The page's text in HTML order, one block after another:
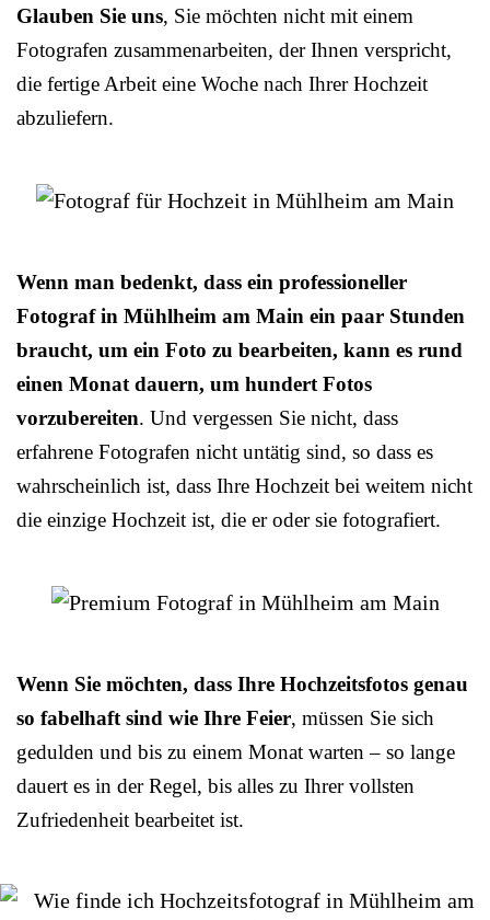
Glauben Sie uns, Sie möchten nicht mit einem
Fotografen zusammenarbeiten, der Ihnen verspricht,
die fertige Arbeit eine Woche nach Ihrer Hochzeit
abzuliefern.
Wenn man bedenkt, dass ein professioneller
Fotograf in Mühlheim am Main ein paar Stunden
braucht, um ein Foto zu bearbeiten, kann es rund
einen Monat dauern, um hundert Fotos
vorzubereiten. Und vergessen Sie nicht, dass
erfahrene Fotografen nicht untätig sind, so dass es
wahrscheinlich ist, dass Ihre Hochzeit bei weitem nicht
die einzige Hochzeit ist, die er oder sie fotografiert.
Wenn Sie möchten, dass Ihre Hochzeitsfotos genau
so fabelhaft sind wie Ihre Feier, müssen Sie sich
gedulden und bis zu einem Monat warten – so lange
dauert es in der Regel, bis alles zu Ihrer vollsten
Zufriedenheit bearbeitet ist.